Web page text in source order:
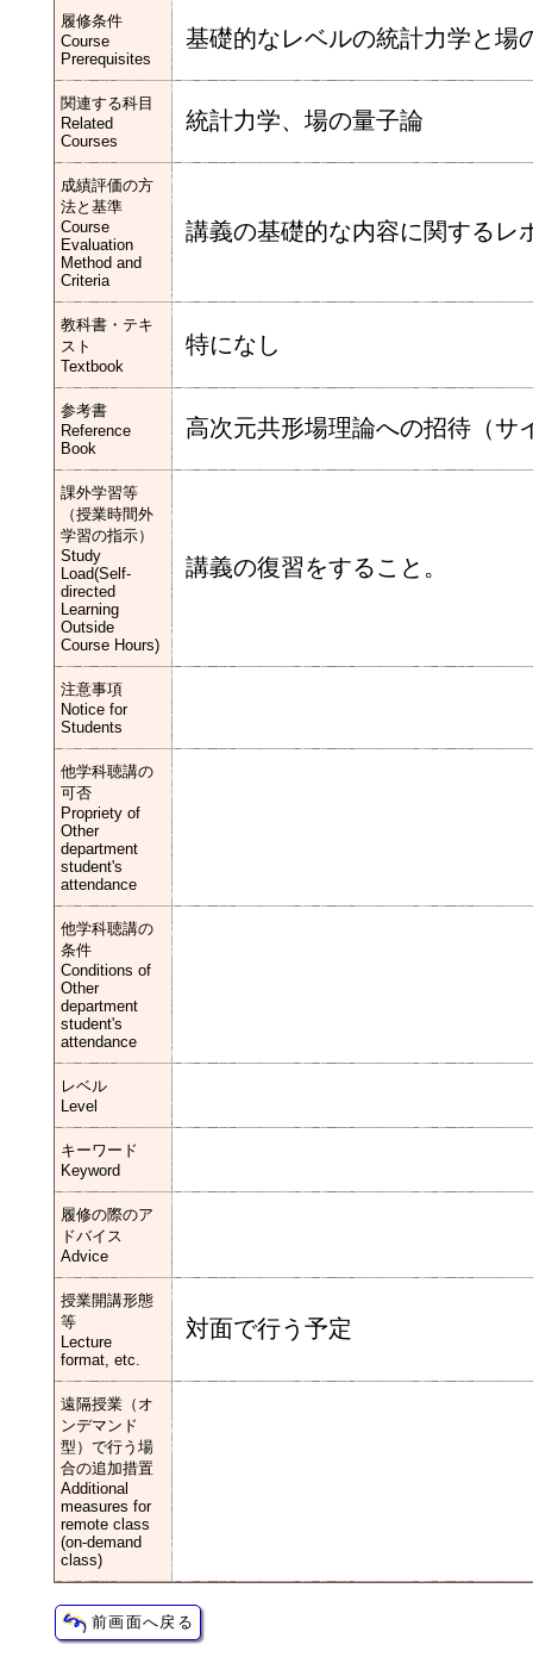
履修条件
Course
Prerequisites
基礎的なレベルの統計力学と
関連する科目
Related
Courses
統計力学、場の量子論
成績評価の方
法と基準
Course
Evaluation
Method and
Criteria
講義の基礎的な内容に関するレ
教科書・テキ
スト
Textbook
特になし
参考書
Reference
Book
高次元共形場理論への招待（
課外学習等
（授業時間外
学習の指示）
Study
Load(Self-
directed
Learning
Outside
Course Hours)
講義の復習をすること。
注意事項
Notice for
Students
他学科聴講の
可否
Propriety of
Other
department
student's
attendance
他学科聴講の
条件
Conditions of
Other
department
student's
attendance
レベル
Level
キーワード
Keyword
履修の際のア
ドバイス
Advice
授業開講形態
等
Lecture
format, etc.
対面で行う予定
遠隔授業（オ
ンデマンド
型）で行う場
合の追加措置
Additional
measures for
remote class
(on-demand
class)